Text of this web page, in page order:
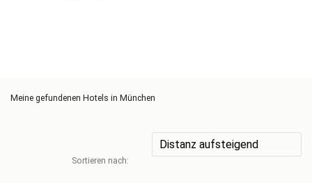
Meine gefundenen Hotels in München
Sortieren nach: